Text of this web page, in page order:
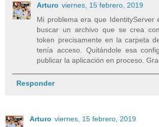
Arturo viernes, 15 febrero, 2019
Mi problema era que IdentityServer
buscar un archivo que se crea
token precisamente en la carpeta
tenía acceso. Quitándole esa
publicar la aplicación en proceso.
Responder
Arturo viernes, 15 febrero, 2019